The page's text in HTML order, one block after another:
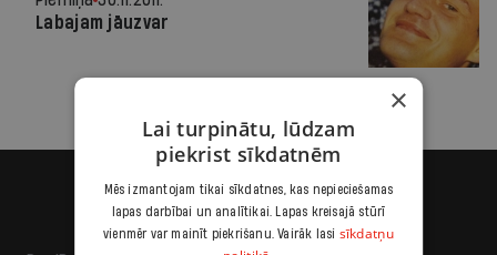
Labajam jāuzvar
×
Lai turpinātu, lūdzam
piekrist sīkdatnēm
Mēs izmantojam tikai sīkdatnes, kas nepieciešamas
lapas darbībai un analītikai. Lapas kreisajā stūrī
vienmēr var mainīt piekrišanu. Vairāk lasi sīkdatņu